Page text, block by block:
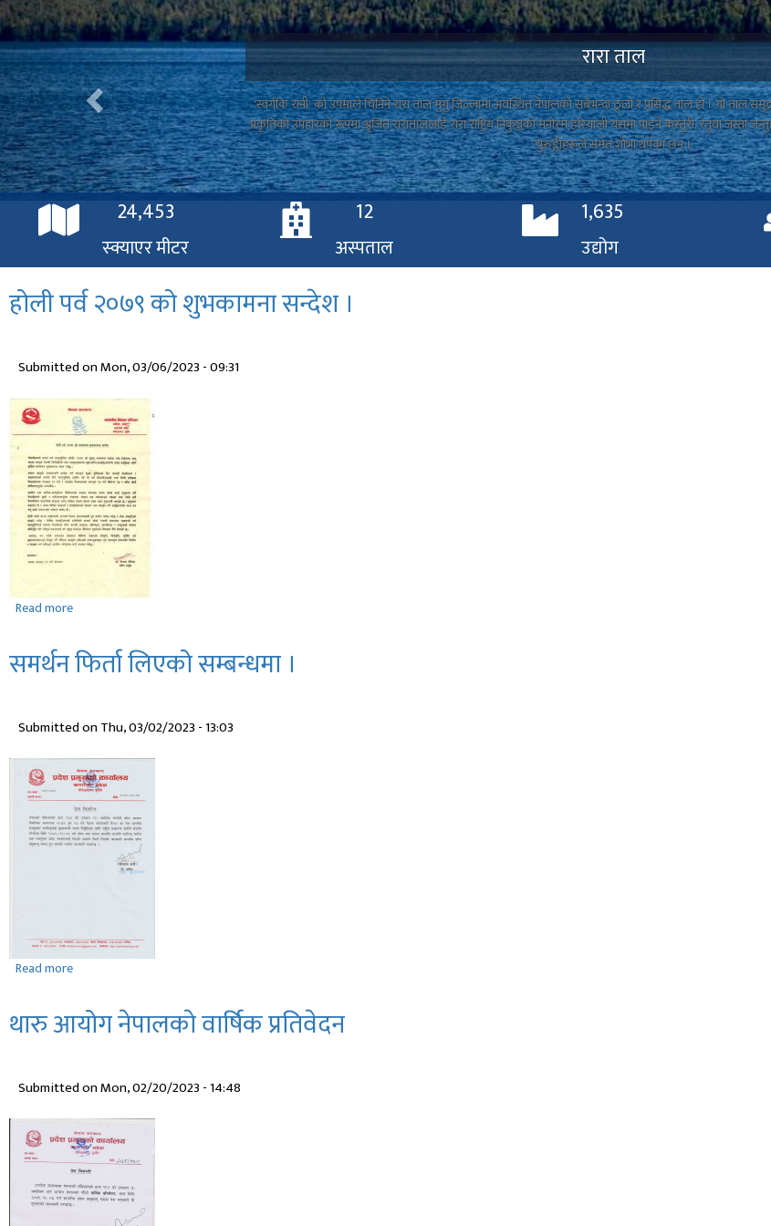
काक्रेबिहार
सुर्खेत उपत्यकाको दक्षिणी भेगमा अवस्थित काक्रेबिहार बि.स. १३२५ मा सिंजा (हाल जुम्ला) राज्यका राजा अशोक चल्लले
धर्मावलम्बी हरुको लागि पवित्र स्थलको रुपमा लिईन्छ । बि. स. १८९० को ठुलो भुइँचालोको कारणले
(Photo: Panch Dev Bhatta)
24,453
स्क्याएर मीटर
12 1,635
उद्योग
होली पर्व २०७९ को शुभकामना सन्देश ।
२०७९
को
।
समर्थन फिर्ता लिएको सम्बन्धमा ।
Read moreabout
लिएको
सम्बन्धमा
थारु आयोग नेपालकाे वार्षिक प्रतिवेदन